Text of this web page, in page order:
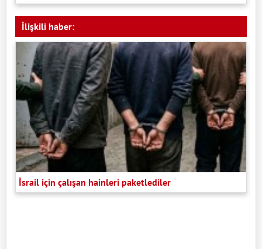
İlişkili haber:
İsrail için çalışan hainleri paketlediler